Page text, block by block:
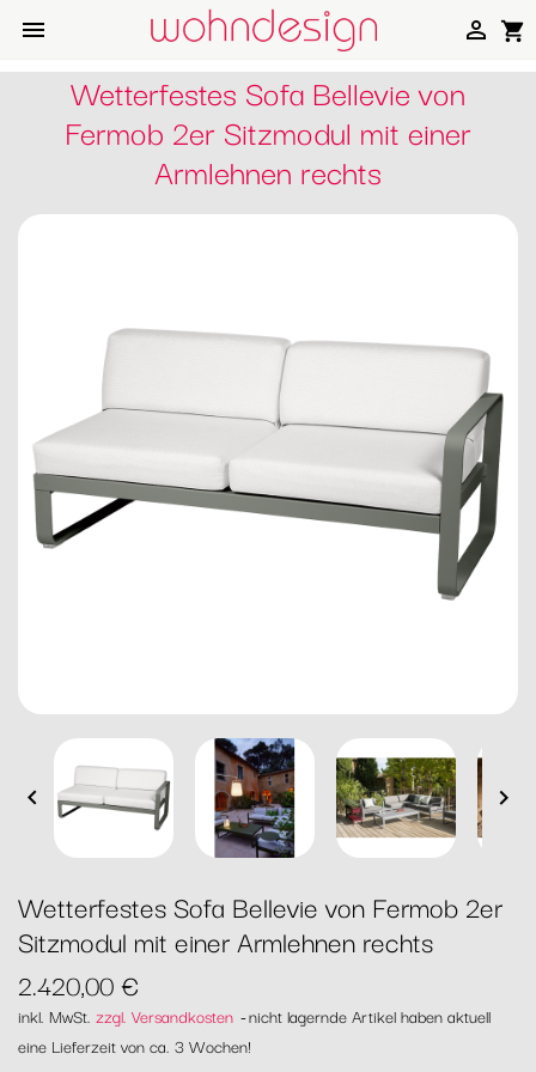
 shopping_cart

Wetterfestes Sofa Bellevie von
Fermob 2er Sitzmodul mit einer
Armlehnen rechts
 
Wetterfestes Sofa Bellevie von Fermob 2er
Sitzmodul mit einer Armlehnen rechts
2.420,00 €
inkl. MwSt. zzgl. Versandkosten nicht lagernde Artikel haben aktuell
eine Lieferzeit von ca. 3 Wochen!